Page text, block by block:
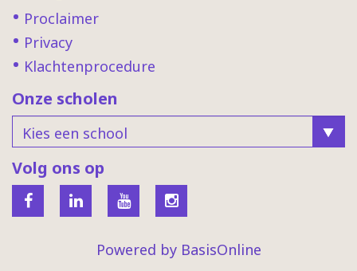
Proclaimer
Privacy
Klachtenprocedure
Onze scholen
Volg ons op
Powered by BasisOnline